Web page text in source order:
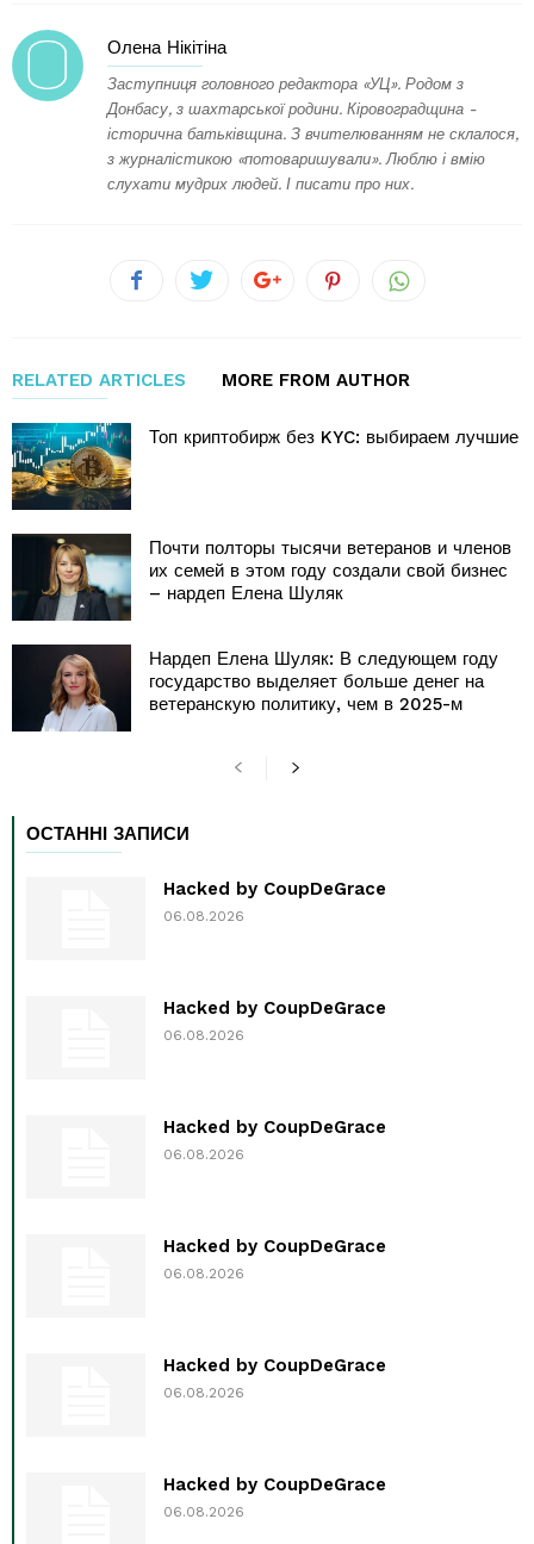
Олена Нікітіна
Заступниця головного редактора «УЦ». Родом з
Донбасу, з шахтарської родини. Кіровоградщина -
історична батьківщина. З вчителюванням не склалося,
з журналістикою «потоваришували». Люблю і вмію
слухати мудрих людей. І писати про них.
RELATED ARTICLES MORE FROM AUTHOR
Топ криптобирж без KYC: выбираем лучшие
Почти полторы тысячи ветеранов и членов
их семей в этом году создали свой бизнес
– нардеп Елена Шуляк
Нардеп Елена Шуляк: В следующем году
государство выделяет больше денег на
ветеранскую политику, чем в 2025-м
ОСТАННІ ЗАПИСИ
Hacked by CoupDeGrace
06.08.2026
Hacked by CoupDeGrace
06.08.2026
Hacked by CoupDeGrace
06.08.2026
Hacked by CoupDeGrace
06.08.2026
Hacked by CoupDeGrace
06.08.2026
Hacked by CoupDeGrace
06.08.2026